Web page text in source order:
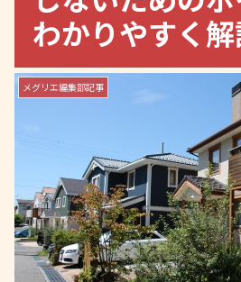
わかりやすく
メグリエ編集部記事